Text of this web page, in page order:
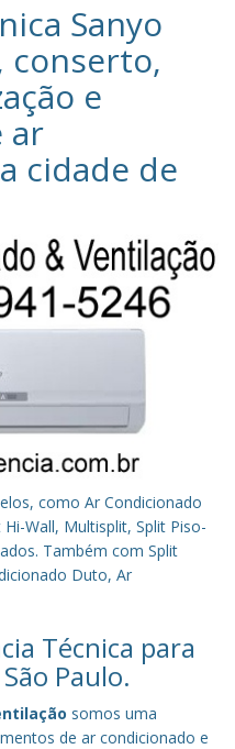
Sanyo‎
conserto,
e
ar
cidade de
como Ar Condicionado
Wall, Multisplit, Split Piso-
Também com Split
Duto, Ar
Técnica para
Paulo.
somos uma
de ar condicionado e